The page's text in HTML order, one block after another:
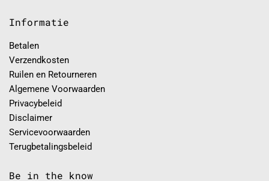
Informatie
Betalen
Verzendkosten
Ruilen en Retourneren
Algemene Voorwaarden
Privacybeleid
Disclaimer
Servicevoorwaarden
Terugbetalingsbeleid
Be in the know